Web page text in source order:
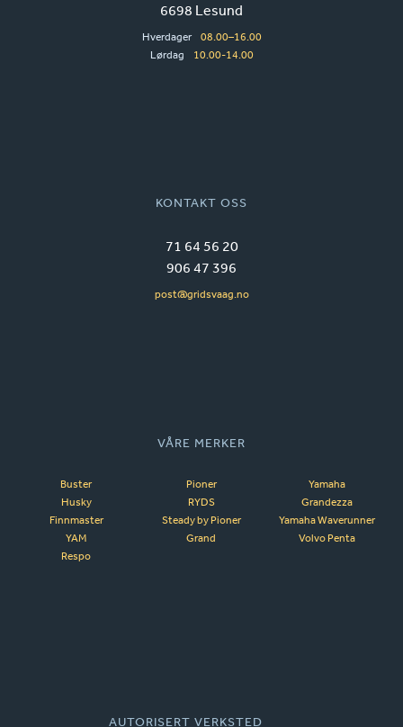
6698 Lesund
Hverdager
08.00–16.00
Lørdag
10.00-14.00
KONTAKT OSS
71 64 56 20
906 47 396
post@gridsvaag.no
VÅRE MERKER
Buster Pioner
Yamaha
Husky
RYDS
Grandezza
Finnmaster
Steady by Pioner
Yamaha Waverunner
YAM
Grand
Volvo Penta
Respo
AUTORISERT VERKSTED